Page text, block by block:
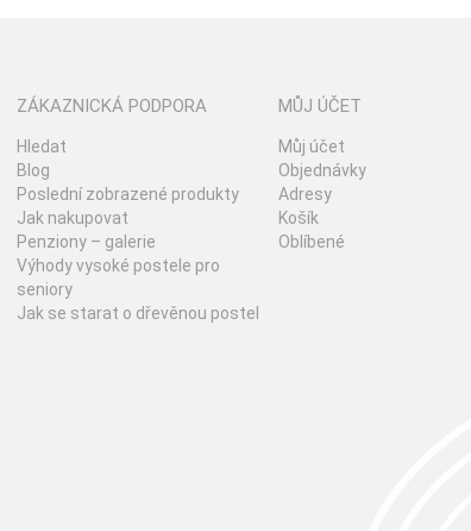
ZÁKAZNICKÁ PODPORA
Hledat
Blog
Poslední zobrazené produkty
Jak nakupovat
Penziony – galerie
Výhody vysoké postele pro
seniory
Jak se starat o dřevěnou postel
MŮJ ÚČET
Můj účet
Objednávky
Adresy
Košík
Oblíbené